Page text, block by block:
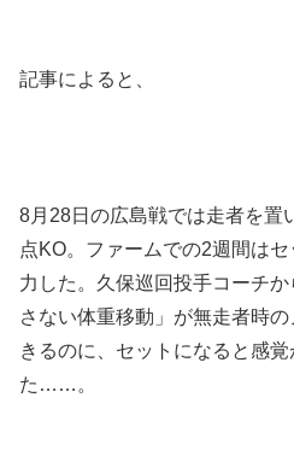
記事によると、
8月28日の広島戦では走者を置
点KO。ファームでの2週間は
力した。久保巡回投手コーチ
さない体重移動」が無走者時
きるのに、セットになると感
た……。